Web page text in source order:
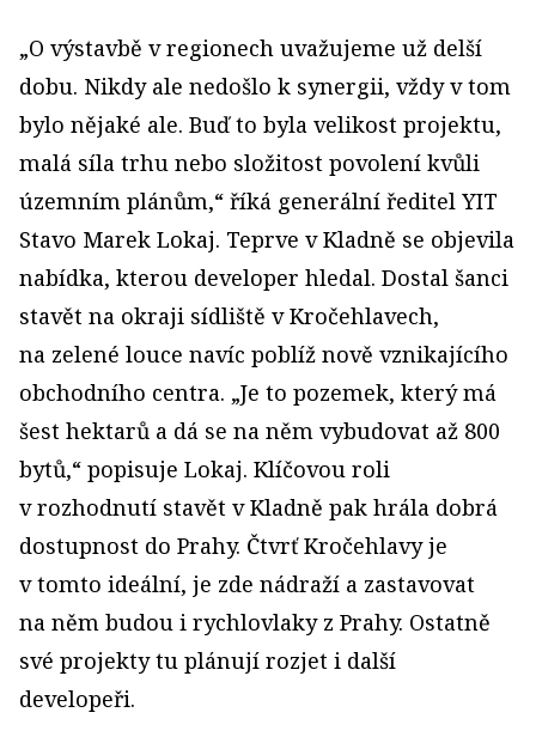
„O výstavbě v regionech uvažujeme už delší
dobu. Nikdy ale nedošlo k synergii, vždy v tom
bylo nějaké ale. Buď to byla velikost projektu,
malá síla trhu nebo složitost povolení kvůli
územním plánům,“ říká generální ředitel YIT
Stavo Marek Lokaj. Teprve v Kladně se objevila
nabídka, kterou developer hledal. Dostal šanci
stavět na okraji sídliště v Kročehlavech,
na zelené louce navíc poblíž nově vznikajícího
obchodního centra. „Je to pozemek, který má
šest hektarů a dá se na něm vybudovat až 800
bytů,“ popisuje Lokaj. Klíčovou roli
v rozhodnutí stavět v Kladně pak hrála dobrá
dostupnost do Prahy. Čtvrť Kročehlavy je
v tomto ideální, je zde nádraží a zastavovat
na něm budou i rychlovlaky z Prahy. Ostatně
své projekty tu plánují rozjet i další
developeři.